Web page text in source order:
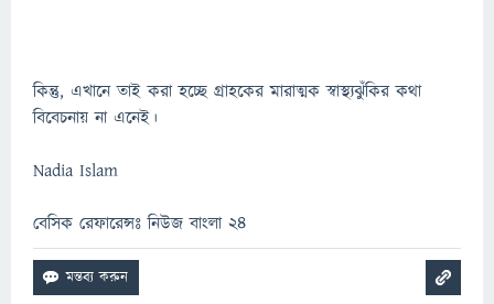
কিন্তু, এখানে তাই করা হচ্ছে গ্রাহকের মারাত্মক স্বাস্থ্যঝুঁকির কথা
বিবেচনায় না এনেই।
Nadia Islam
বেসিক রেফারেন্সঃ নিউজ বাংলা ২৪